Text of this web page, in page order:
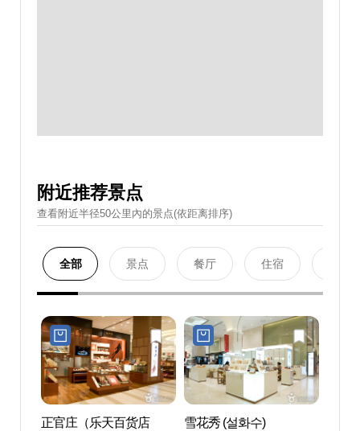
附近推荐景点
查看附近半径50公里內的景点(依距离排序)
全部 景点 餐厅 住宿
正官庄（乐天百货店
雪花秀 (설화수)